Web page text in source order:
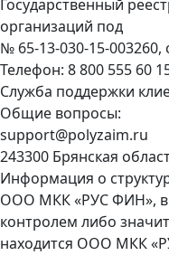
Государственный
организаций под
№ 65-13-030-15-003260,
Телефон: 8 800 555 60
Служба поддержки
Общие вопросы:
support@polyzaim.ru
243300 Брянская
Информация о
ООО МКК «РУС ФИН», в
контролем либо
находится ООО МКК